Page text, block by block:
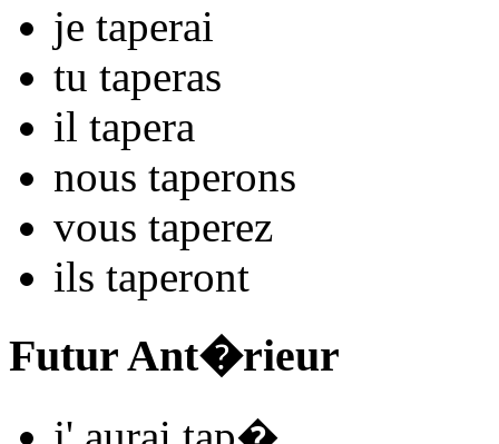
je taperai
tu taperas
il tapera
nous taperons
vous taperez
ils taperont
Futur Ant�rieur